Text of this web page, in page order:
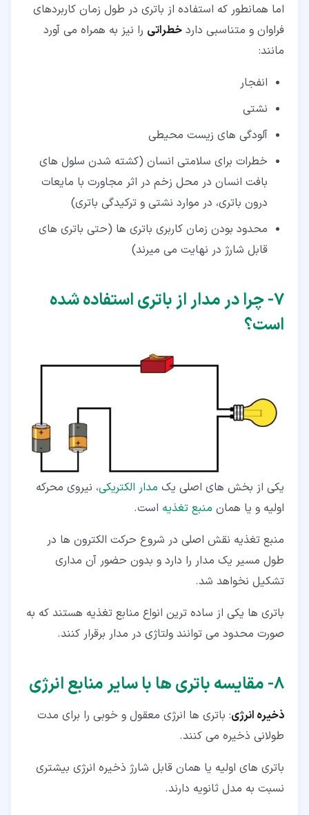
اما همانطور که استفاده از باتری در طول زمان کاربردهای
فراوان و متناسبی دارد خطراتی را نیز به همراه می آورد
مانند:
انفجار
نشتی
آلودگی های زیست محیطی
خطرات برای سلامتی انسان (کشته شدن سلول های
بافت انسان در محل زخم در اثر مجاورت با مایعات
درون باتری، در موارد نشتی و ترکیدگی باتری)
محدود بودن زمان کاربری باتری ها (حتی باتری های
قابل شارژ در نهایت می میرند)
۷‏- چرا در مدار از باتری استفاده شده
است؟
یکی از بخش های اصلی یک مدار الکتریکی، نیروی محرکه
اولیه و یا همان منبع تغذیه است.
منبع تغذیه نقش اصلی در شروع حرکت الکترون ها در
طول مسیر یک مدار را دارد و بدون حضور آن مداری
تشکیل نخواهد شد.
باتری ها یکی از ساده ترین انواع منابع تغذیه هستند که به
صورت محدود می توانند ولتاژی در مدار برقرار کنند.
۸‏- مقایسه باتری ها با سایر منابع انرژی
ذخیره انرژی: باتری ها انرژی معقول و خوبی را برای مدت
طولانی ذخیره می کنند.
باتری های اولیه یا همان قابل شارژ ذخیره انرژی بیشتری
نسبت به مدل ثانویه دارند.